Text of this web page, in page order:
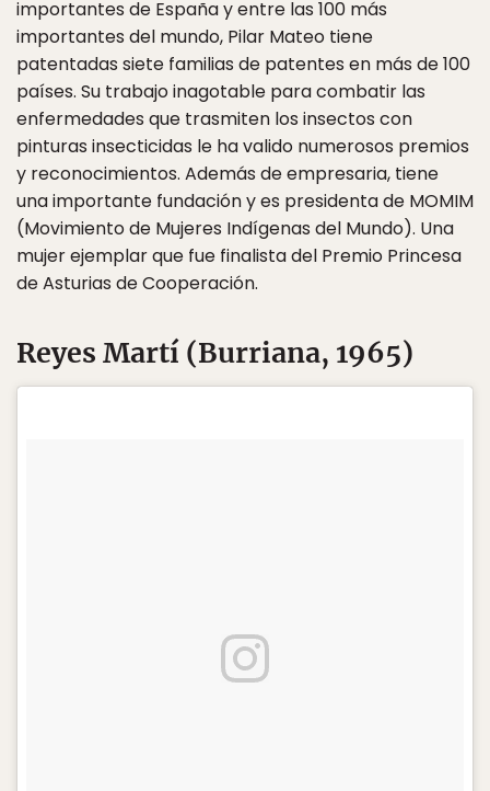
importantes de España y entre las 100 más
importantes del mundo, Pilar Mateo tiene
patentadas siete familias de patentes en más de 100
países. Su trabajo inagotable para combatir las
enfermedades que trasmiten los insectos con
pinturas insecticidas le ha valido numerosos premios
y reconocimientos. Además de empresaria, tiene
una importante fundación y es presidenta de MOMIM
(Movimiento de Mujeres Indígenas del Mundo). Una
mujer ejemplar que fue finalista del Premio Princesa
de Asturias de Cooperación.
Reyes Martí (Burriana, 1965)